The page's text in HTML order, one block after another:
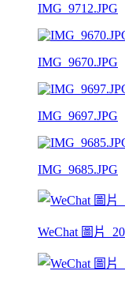
IMG_9712.JPG
IMG_9670.JPG
IMG_9697.JPG
IMG_9685.JPG
WeChat 圖片